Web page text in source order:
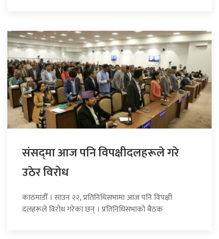
संसद्‍मा आज पनि विपक्षीदलहरूले गरे
उठेर विरोध
काठमाडौँ । साउन २२, प्रतिनिधिसभामा आज पनि विपक्षी
दलहरूले विरोध गरेका छन् । प्रतिनिधिसभाको बैठक